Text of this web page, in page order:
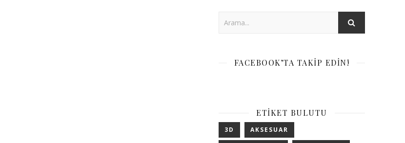
FACEBOOK’TA TAKIP EDIN!
ETIKET BULUTU
3D AKSESUAR